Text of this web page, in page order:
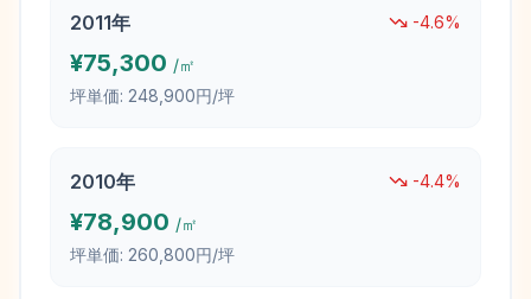
2011年 -4.6%
¥75,300 /㎡
坪単価: 248,900円/坪
2010年 -4.4%
¥78,900 /㎡
坪単価: 260,800円/坪